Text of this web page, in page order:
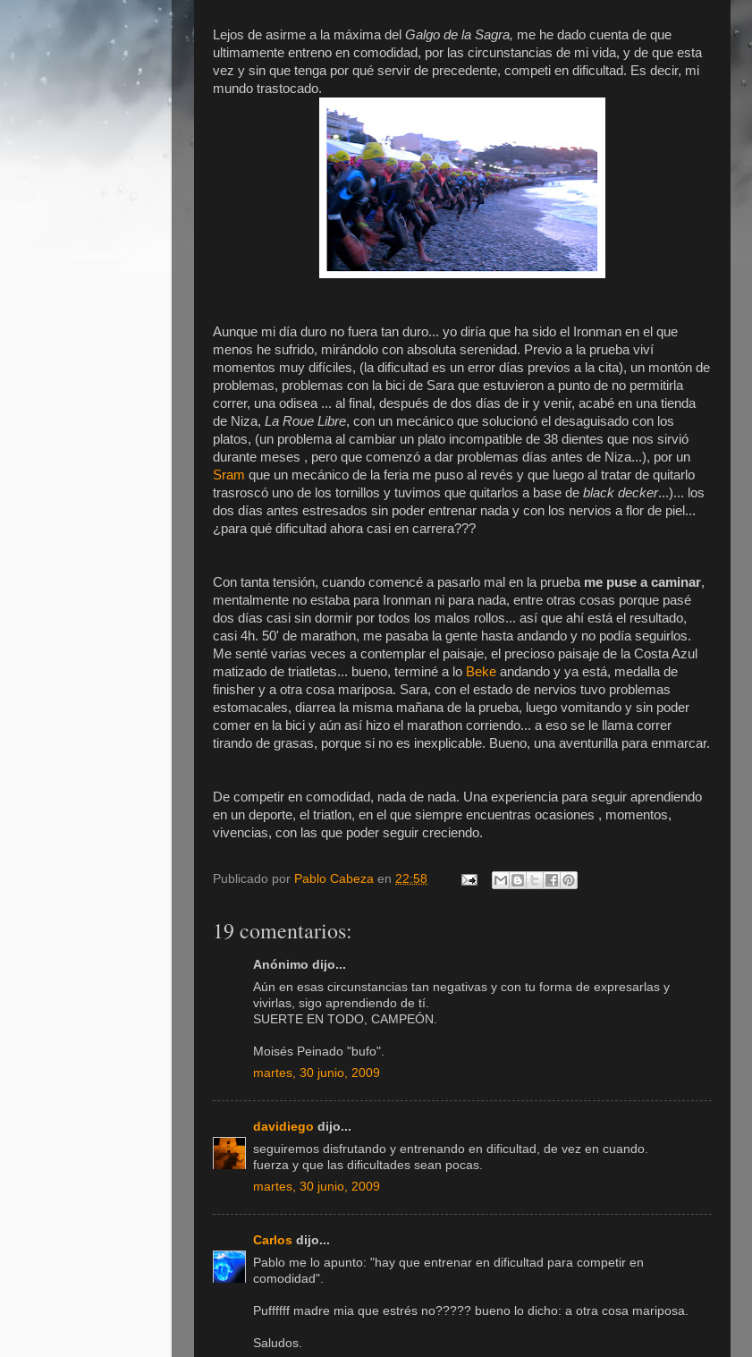
Lejos de asirme a la máxima del Galgo de la Sagra, me he dado cuenta de que
ultimamente entreno en comodidad, por las circunstancias de mi vida, y de que esta
vez y sin que tenga por qué servir de precedente, competi en dificultad. Es decir, mi
mundo trastocado.
Aunque mi día duro no fuera tan duro... yo diría que ha sido el Ironman en el que
menos he sufrido, mirándolo con absoluta serenidad. Previo a la prueba viví
momentos muy difíciles, (la dificultad es un error días previos a la cita), un montón de
problemas, problemas con la bici de Sara que estuvieron a punto de no permitirla
correr, una odisea ... al final, después de dos días de ir y venir, acabé en una tienda
de Niza, La Roue Libre, con un mecánico que solucionó el desaguisado con los
platos, (un problema al cambiar un plato incompatible de 38 dientes que nos sirvió
durante meses , pero que comenzó a dar problemas días antes de Niza...), por un
Sram que un mecánico de la feria me puso al revés y que luego al tratar de quitarlo
trasroscó uno de los tornillos y tuvimos que quitarlos a base de black decker...)... los
dos días antes estresados sin poder entrenar nada y con los nervios a flor de piel...
¿para qué dificultad ahora casi en carrera???
Con tanta tensión, cuando comencé a pasarlo mal en la prueba me puse a caminar,
mentalmente no estaba para Ironman ni para nada, entre otras cosas porque pasé
dos días casi sin dormir por todos los malos rollos... así que ahí está el resultado,
casi 4h. 50' de marathon, me pasaba la gente hasta andando y no podía seguirlos.
Me senté varias veces a contemplar el paisaje, el precioso paisaje de la Costa Azul
matizado de triatletas... bueno, terminé a lo Beke andando y ya está, medalla de
finisher y a otra cosa mariposa. Sara, con el estado de nervios tuvo problemas
estomacales, diarrea la misma mañana de la prueba, luego vomitando y sin poder
comer en la bici y aún así hizo el marathon corriendo... a eso se le llama correr
tirando de grasas, porque si no es inexplicable. Bueno, una aventurilla para enmarcar.
De competir en comodidad, nada de nada. Una experiencia para seguir aprendiendo
en un deporte, el triatlon, en el que siempre encuentras ocasiones , momentos,
vivencias, con las que poder seguir creciendo.
Publicado por Pablo Cabeza en 22:58
19 comentarios:
Anónimo dijo...
Aún en esas circunstancias tan negativas y con tu forma de expresarlas y
vivirlas, sigo aprendiendo de tí.
SUERTE EN TODO, CAMPEÓN.
Moisés Peinado "bufo".
martes, 30 junio, 2009
davidiego dijo...
seguiremos disfrutando y entrenando en dificultad, de vez en cuando.
fuerza y que las dificultades sean pocas.
martes, 30 junio, 2009
Carlos dijo...
Pablo me lo apunto: "hay que entrenar en dificultad para competir en
comodidad".
Puffffff madre mia que estrés no????? bueno lo dicho: a otra cosa mariposa.
Saludos.